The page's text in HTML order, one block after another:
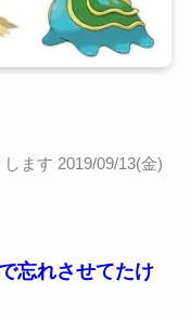
します 2019/09/13(金)
忘れさせてたけ